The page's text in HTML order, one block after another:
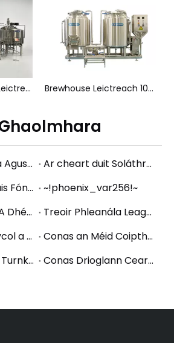
Brewhouse Leictreach 100L-300L Grúdlann Kettle
Botúin Choitianta Agus Grúdlann á Thosú agus Conas iad a Sheachaint
Ar cheart duit Soláthraí Grúdlann Turnkey a Roghnú nó Trealamh a Cheannach ar Leith?
Conas Riachtanais Fóntas Grúdlainne a Phleanáil: Bunúsanna Cumhachta, Uisce, Gaile agus Glicol
~!phoenix_var256!~
Cé Mhéad Spáis A Dhéanann Grúdlann? Pleanáil Scannáin Chearnógach do Ghrúdlanna Beaga agus Meánmhéide
Treoir Phleanála Leagan Amach Grúdlann: Conas Sreabhadh Oibre Táirgthe Éifeachtach a Dhearadh
Conas Chiller Glycol a Mhéid le haghaidh Córas Coipeadh Grúdlann
Conas an Méid Coipthe Grúdlann Ceart a Roghnaigh Do Do Phlean Táirgthe
Réitigh Grúdlann Turnkey: Cad atá le Meas Agus Socrú Iomlán Grúdlann á Phleanáil
Conas Drioglann Ceardaíochta a Thosú: Treoir Trealaimh do Tháirgeadh Beag agus Meánmhéide